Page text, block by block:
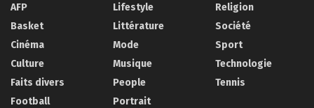
AFP
Basket
Cinéma
Culture
Faits divers
Football
Lifestyle
Littérature
Mode
Musique
People
Portrait
Religion
Société
Sport
Technologie
Tennis